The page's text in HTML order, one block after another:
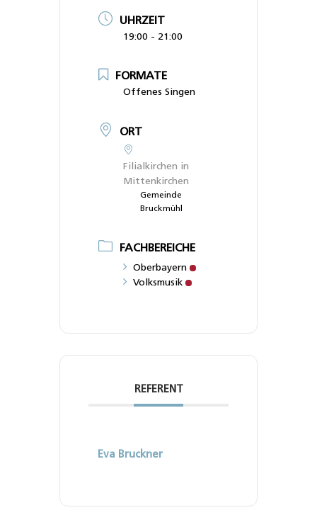
UHRZEIT
19:00 - 21:00
FORMATE
Offenes Singen
ORT
Filialkirchen in
Mittenkirchen
Gemeinde
Bruckmühl
FACHBEREICHE
Oberbayern
Volksmusik
REFERENT
Eva Bruckner